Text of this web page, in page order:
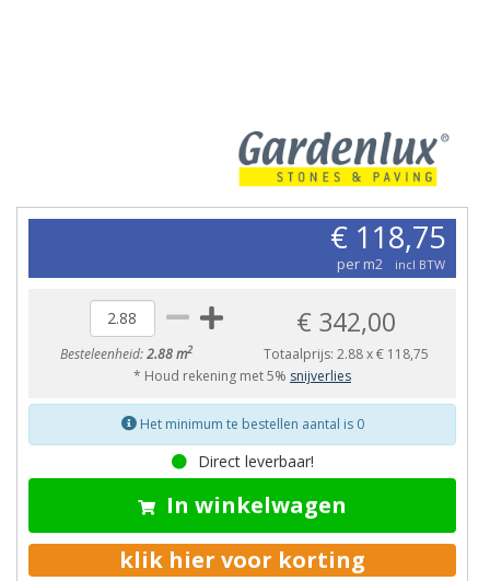
€ 118,75
per m2 incl BTW
Besteleenheid:2.88 m2
€ 342,00
Totaalprijs: 2.88x€ 118,75
* Houd rekening met 5% snijverlies
Het minimum te bestellen aantal is 0
Direct leverbaar!
In winkelwagen
klik hier voor korting